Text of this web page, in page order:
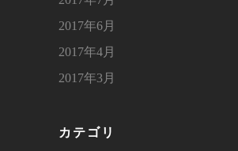
2017年6月
2017年4月
2017年3月
カテゴリ